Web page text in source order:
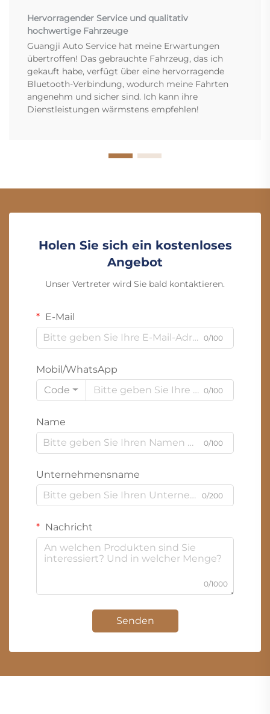
Hervorragender Service und qualitativ
hochwertige Fahrzeuge
Guangji Auto Service hat meine Erwartungen
übertroffen! Das gebrauchte Fahrzeug, das ich
gekauft habe, verfügt über eine hervorragende
Bluetooth-Verbindung, wodurch meine Fahrten
angenehm und sicher sind. Ich kann ihre
Dienstleistungen wärmstens empfehlen!
Holen Sie sich ein kostenloses
Angebot
Unser Vertreter wird Sie bald kontaktieren.
E-Mail
0/100
Mobil/WhatsApp
Code
0/100
Name
0/100
Unternehmensname
0/200
Nachricht
0/1000
Senden